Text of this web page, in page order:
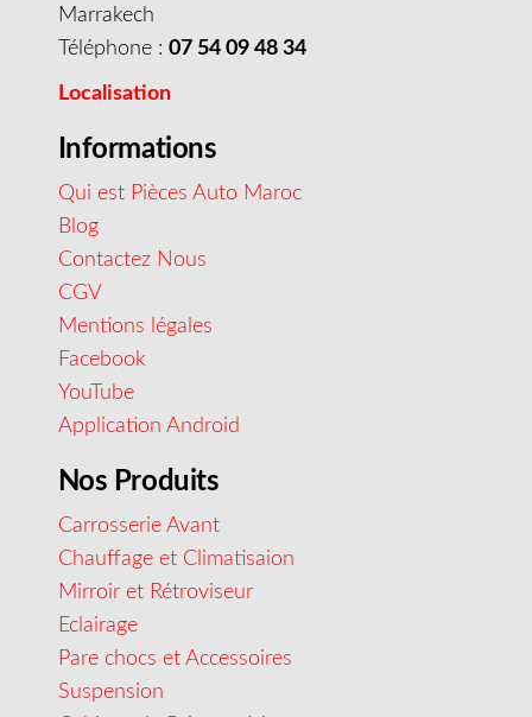
Marrakech
Téléphone : 07 54 09 48 34
Localisation
Informations
Qui est Pièces Auto Maroc
Blog
Contactez Nous
CGV
Mentions légales
Facebook
YouTube
Application Android
Nos Produits
Carrosserie Avant
Chauffage et Climatisaion
Mirroir et Rétroviseur
Eclairage
Pare chocs et Accessoires
Suspension